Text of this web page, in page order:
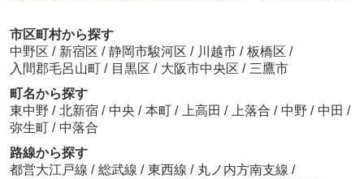
市区町村から探す
中野区 / 新宿区 / 静岡市駿河区 / 川越市 / 板橋区 /
入間郡毛呂山町 / 目黒区 / 大阪市中央区 / 三鷹市
町名から探す
東中野 / 北新宿 / 中央 / 本町 / 上高田 / 上落合 / 中野 / 中田 /
弥生町 / 中落合
路線から探す
都営大江戸線 / 総武線 / 東西線 / 丸ノ内方南支線 /